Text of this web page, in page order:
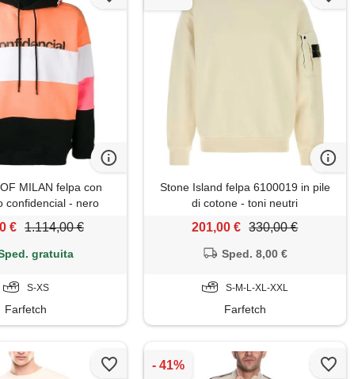
MILAN felpa con
confidencial - nero
€ 1.114,00 €
gratuita
S-XS
Farfetch
Stone Island felpa 6100019 in pile
di cotone - toni neutri
201,00 € 330,00 €
Sped. 8,00 €
S-M-L-XL-XXL
Farfetch